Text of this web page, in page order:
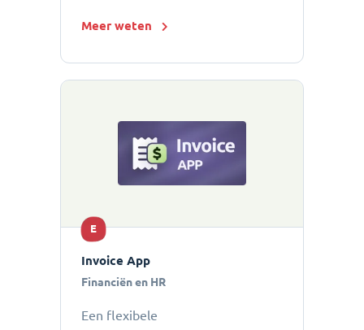
Meer weten
E
Invoice App
Financiën en HR
Een flexibele